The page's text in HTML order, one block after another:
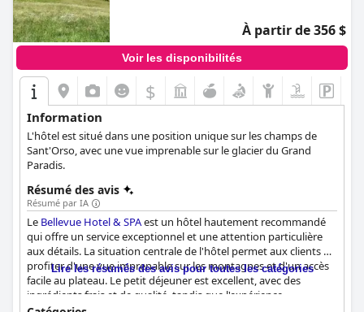
À partir de 356 $
Voir les disponibilités
$
Information
L'hôtel est situé dans une position unique sur les champs de
Sant'Orso, avec une vue imprenable sur le glacier du Grand
Paradis.
Résumé des avis
Résumé par IA
Le Bellevue Hotel & SPAest un hôtel hautement recommandé
qui offre un service exceptionnel et une attention particulière
aux détails. La situation centrale de l'hôtel permet aux clients de
profiter d'une vue imprenable sur les montagnes et d'un accès
facile au plateau. Le petit déjeuner est excellent, avec des
ingrédients frais et de qualité, tandis que l'expérience
Lire les résumés des avis pour toutes les catégories